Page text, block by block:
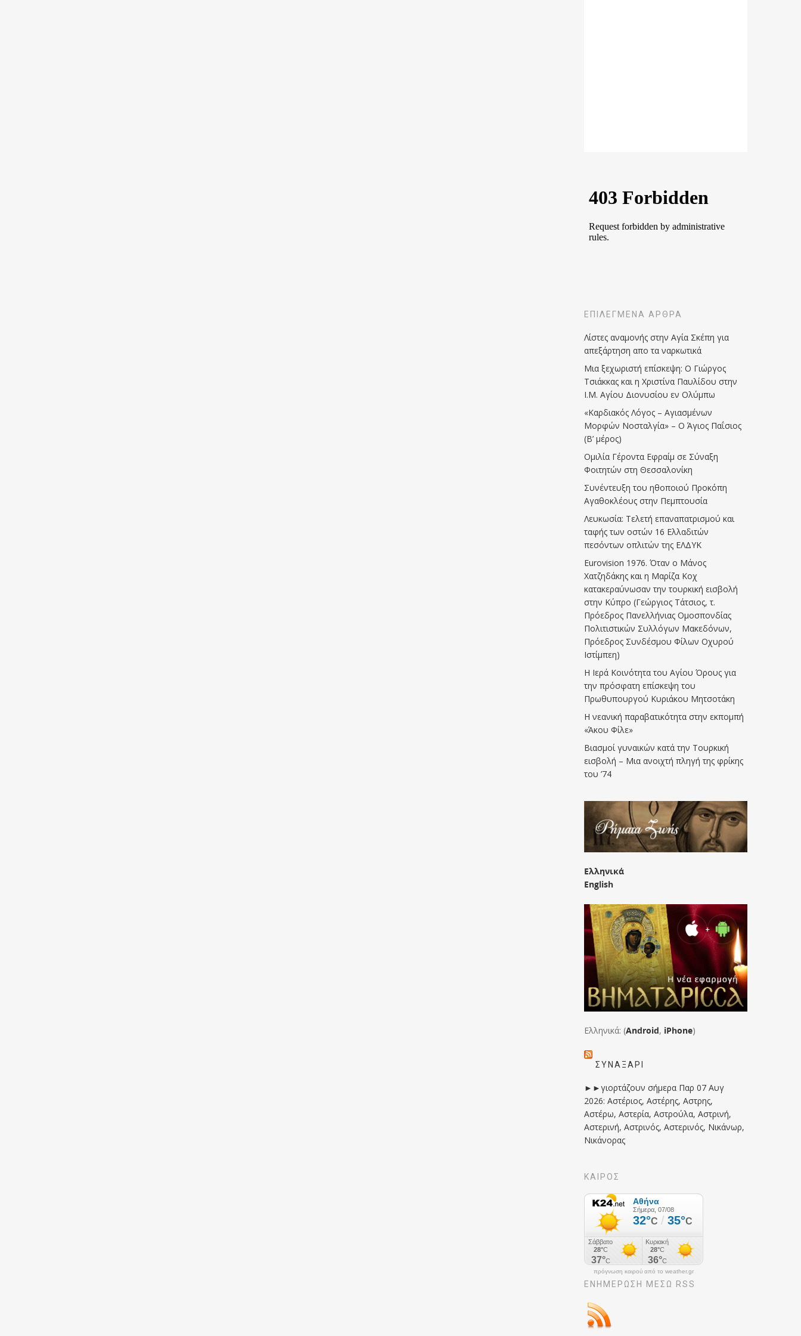
ΕΠΙΛΕΓΜΈΝΑ ΆΡΘΡΑ
Λίστες αναμονής στην Αγία Σκέπη για
απεξάρτηση απο τα ναρκωτικά
Μια ξεχωριστή επίσκεψη: Ο Γιώργος
Τσιάκκας και η Χριστίνα Παυλίδου στην
Ι.Μ. Αγίου Διονυσίου εν Ολύμπω
«Καρδιακός Λόγος – Αγιασμένων
Μορφών Νοσταλγία» – Ο Άγιος Παΐσιος
(Β’ μέρος)
Ομιλία Γέροντα Εφραίμ σε Σύναξη
Φοιτητών στη Θεσσαλονίκη
Συνέντευξη του ηθοποιού Προκόπη
Αγαθοκλέους στην Πεμπτουσία
Λευκωσία: Τελετή επαναπατρισμού και
ταφής των οστών 16 Ελλαδιτών
πεσόντων οπλιτών της ΕΛΔΥΚ
Eurovision 1976. Όταν ο Μάνος
Χατζηδάκης και η Μαρίζα Κοχ
κατακεραύνωσαν την τουρκική εισβολή
στην Κύπρο (Γεώργιος Τάτσιος, τ.
Πρόεδρος Πανελλήνιας Ομοσπονδίας
Πολιτιστικών Συλλόγων Μακεδόνων,
Πρόεδρος Συνδέσμου Φίλων Οχυρού
Ιστίμπεη)
Η Ιερά Κοινότητα του Αγίου Όρους για
την πρόσφατη επίσκεψη του
Πρωθυπουργού Κυριάκου Μητσοτάκη
Η νεανική παραβατικότητα στην εκπομπή
«Άκου Φίλε»
Βιασμοί γυναικών κατά την Τουρκική
εισβολή – Μια ανοιχτή πληγή της φρίκης
του ’74
Ελληνικά
English
Ελληνικά: (Android, iPhone)
ΣΥΝΑΞΆΡΙ
►►γιορτάζουν σήμερα Παρ 07 Αυγ
2026: Αστέριος, Αστέρης, Αστρης,
Αστέρω, Αστερία, Αστρούλα, Αστρινή,
Αστερινή, Αστρινός, Αστερινός, Νικάνωρ,
Νικάνορας
ΚΑΙΡΟΣ
πρόγνωση καιρού από το weather.gr
ΕΝΗΜΈΡΩΣΉ ΜΕΣΩ RSS